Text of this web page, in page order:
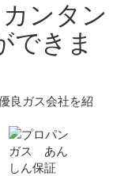
カンタン
できま
良ガス会社を紹